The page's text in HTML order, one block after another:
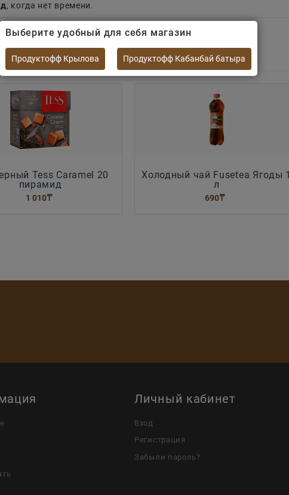
, когда нет времени.
Tess Caramel 20
пирамид
1 010₸
Холодный чай Fusetea Ягоды 1
л
690₸
Личный кабинет
Вход
Регистрация
Забыли пароль?
Выберите удобный для себя магазин
Продуктофф Крылова Продуктофф Кабанбай батыра